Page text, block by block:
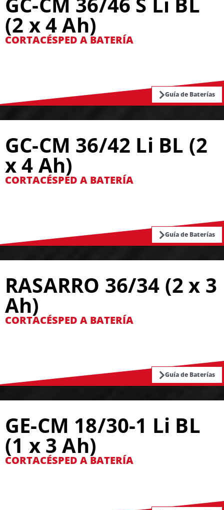
(2 x 4 Ah)
CORTACÉSPED A BATERÍA
Guía de Baterías
GC-CM 36/42 Li BL (2
x 4 Ah)
CORTACÉSPED A BATERÍA
Guía de Baterías
RASARRO 36/34 (2 x 3
Ah)
CORTACÉSPED A BATERÍA
Guía de Baterías
GE-CM 18/30-1 Li BL
(1 x 3 Ah)
CORTACÉSPED A BATERÍA